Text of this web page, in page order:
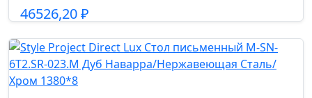
46526,20₽
Подробнее